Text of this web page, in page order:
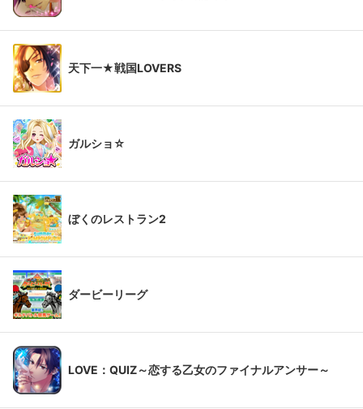
天下一★戦国LOVERS
ガルショ☆
ぼくのレストラン2
ダービーリーグ
LOVE：QUIZ～恋する乙女のファイナルアンサー～